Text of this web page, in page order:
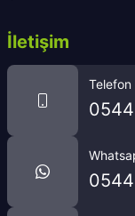
İletişim
Telefon